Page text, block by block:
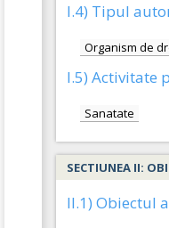
I.4) Tipul
Organism de
I.5) Activitate
Sanatate
SECTIUNEA II:
II.1) Obiectul